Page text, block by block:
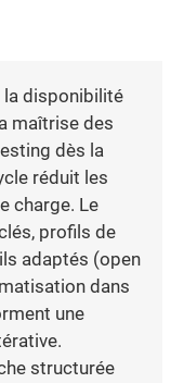
la disponibilité
maîtrise des
dès la
réduit les
charge. Le
profils de
adaptés (open
dans
une
structurée